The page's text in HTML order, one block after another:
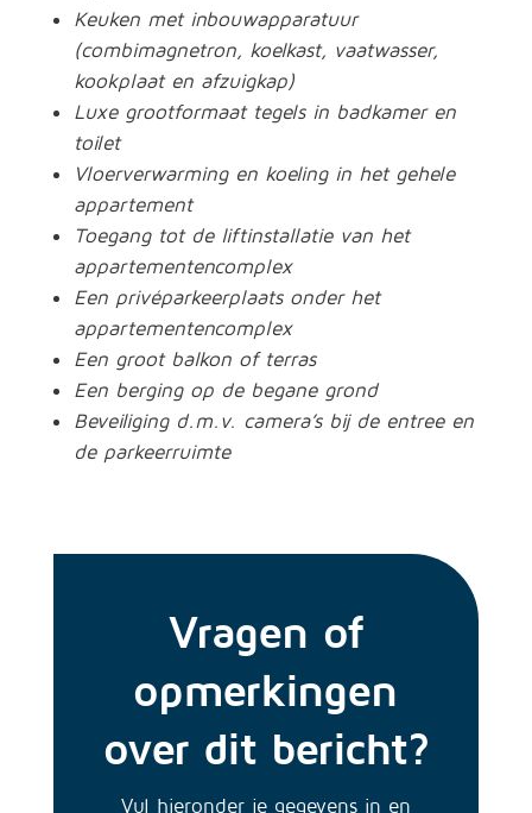
Keuken met inbouwapparatuur
(combimagnetron, koelkast, vaatwasser,
kookplaat en afzuigkap)
Luxe grootformaat tegels in badkamer en
toilet
Vloerverwarming en koeling in het gehele
appartement
Toegang tot de liftinstallatie van het
appartementencomplex
Een privéparkeerplaats onder het
appartementencomplex
Een groot balkon of terras
Een berging op de begane grond
Beveiliging d.m.v. camera’s bij de entree en
de parkeerruimte
Vragen of
opmerkingen
over dit bericht?
Vul hieronder je gegevens in en